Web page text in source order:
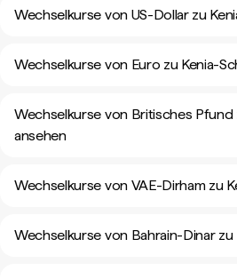
Wechselkurse von US-Dollar zu
Wechselkurse von Euro zu Kenia-
Wechselkurse von Britisches Pfund
ansehen
Wechselkurse von VAE-Dirham zu
Wechselkurse von Bahrain-Dinar zu